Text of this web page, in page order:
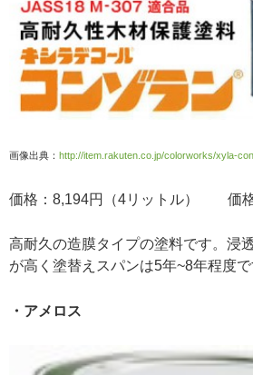
画像出典： http://item.rakuten.co.jp/colorworks/xyla-
価格：8,194円（4リットル） 価
高耐久の造膜タイプの塗料です。浸
が高く塗替えスパンは5年~8年程度で
・アメロス